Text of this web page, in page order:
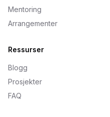
Mentoring
Arrangementer
Ressurser
Blogg
Prosjekter
FAQ